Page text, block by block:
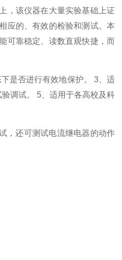
，该仪器在大量实验基础上证
应的、有效的检验和测试。本
可靠稳定、读数直观快捷，而
是否进行有效地保护。 3、适
调试。 5、适用于各高校及科
，还可测试电流继电器的动作